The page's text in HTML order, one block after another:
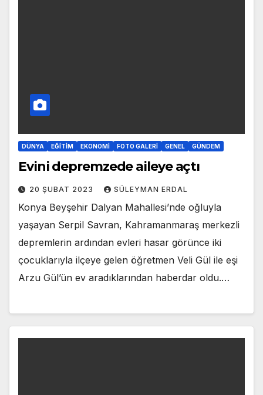
DÜNYA EĞITIM EKONOMI FOTO GALERI GENEL GÜNDEM
Evini depremzede aileye açtı
20 ŞUBAT 2023 SÜLEYMAN ERDAL
Konya Beyşehir Dalyan Mahallesi’nde oğluyla
yaşayan Serpil Savran, Kahramanmaraş merkezli
depremlerin ardından evleri hasar görünce iki
çocuklarıyla ilçeye gelen öğretmen Veli Gül ile eşi
Arzu Gül’ün ev aradıklarından haberdar oldu.…